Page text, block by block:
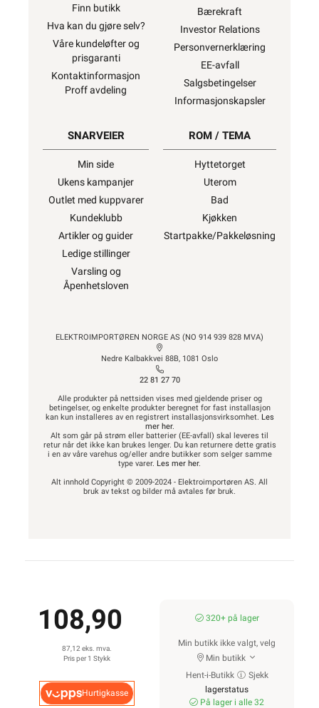
Finn butikk
Hva kan du gjøre selv?
Våre kundeløfter og
prisgaranti
Kontaktinformasjon
Proff avdeling
Bærekraft
Investor Relations
Personvernerklæring
EE-avfall
Salgsbetingelser
Informasjonskapsler
SNARVEIER
Min side
Ukens kampanjer
Outlet med kuppvarer
Kundeklubb
Artikler og guider
Ledige stillinger
Varsling og
Åpenhetsloven
ROM / TEMA
Hyttetorget
Uterom
Bad
Kjøkken
Startpakke/Pakkeløsning
ELEKTROIMPORTØREN NORGE AS (NO 914 939 828 MVA)
Nedre Kalbakkvei 88B, 1081 Oslo
22 81 27 70
Alle produkter på nettsiden vises med gjeldende priser og
betingelser, og enkelte produkter beregnet for fast installasjon
kan kun installeres av en registrert installasjonsvirksomhet. Les
mer her.
Alt som går på strøm eller batterier (EE-avfall) skal leveres til
retur når det ikke kan brukes lenger. Du kan returnere dette gratis
i en av våre varehus og/eller andre butikker som selger samme
type varer. Les mer her.
Alt innhold Copyright © 2009-2024 - Elektroimportøren AS. All
bruk av tekst og bilder må avtales før bruk.
108,90
87,12 eks. mva.
Pris per 1 Stykk
Hurtigkasse
320+ på lager
Min butikk ikke valgt, velg
Min butikk
Hent-i-Butikk
Sjekk
lagerstatus
På lager i alle 32